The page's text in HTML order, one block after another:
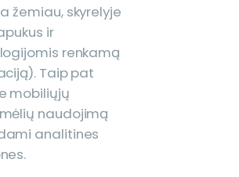
žemiau, skyrelyje
ir
renkamą
Taip pat
mobiliųjų
naudojimą
analitines